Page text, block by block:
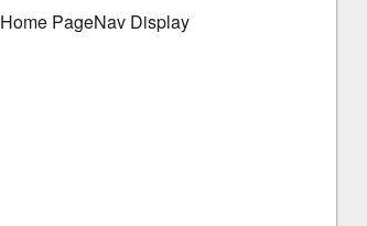
Home PageNav Display